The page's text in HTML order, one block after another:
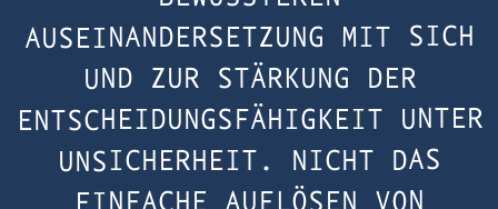
AUSEINANDERSETZUNG MIT SICH
UND ZUR STÄRKUNG DER
ENTSCHEIDUNGSFÄHIGKEIT UNTER
UNSICHERHEIT. NICHT DAS
EINFACHE AUFLÖSEN VON